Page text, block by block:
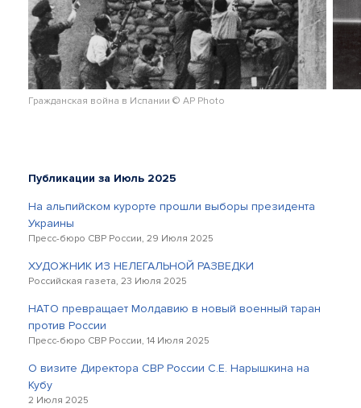
Гражданская война в Испании © AP Photo
Публикации за Июль 2025
На альпийском курорте прошли выборы президента
Украины
Пресс-бюро СВР России, 29 Июля 2025
ХУДОЖНИК ИЗ НЕЛЕГАЛЬНОЙ РАЗВЕДКИ
Российская газета, 23 Июля 2025
НАТО превращает Молдавию в новый военный таран
против России
Пресс-бюро СВР России, 14 Июля 2025
О визите Директора СВР России С.Е. Нарышкина на
Кубу
2 Июля 2025